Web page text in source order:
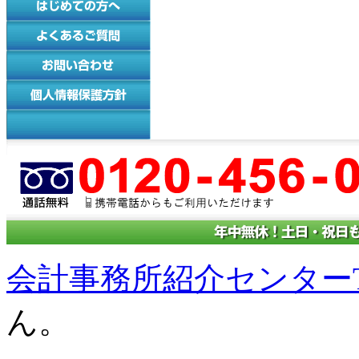
会計事務所紹介センター
ん。